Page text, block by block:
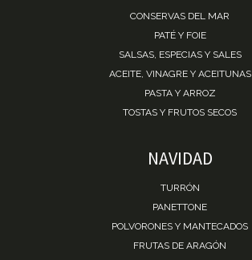
CONSERVAS DEL MAR
PATÉ Y FOIE
SALSAS, ESPECIAS Y SALES
ACEITE, VINAGRE Y ACEITUNAS
PASTA Y ARROZ
TOSTAS Y FRUTOS SECOS
NAVIDAD
TURRÓN
PANETTONE
POLVORONES Y MANTECADOS
FRUTAS DE ARAGÓN